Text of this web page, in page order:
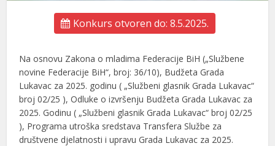
Konkurs otvoren do: 8.5.2025.
Na osnovu Zakona o mladima Federacije BiH („Službene
novine Federacije BiH“, broj: 36/10), Budžeta Grada
Lukavac za 2025. godinu ( „Službeni glasnik Grada Lukavac“
broj 02/25 ), Odluke o izvršenju Budžeta Grada Lukavac za
2025. Godinu ( „Službeni glasnik Grada Lukavac“ broj 02/25
), Programa utroška sredstava Transfera Službe za
društvene djelatnosti i upravu Grada Lukavac za 2025.